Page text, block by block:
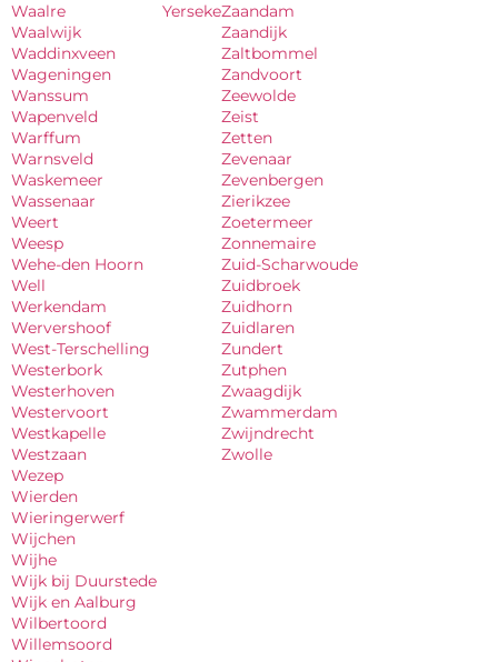
Waalre
Waalwijk
Waddinxveen
Wageningen
Wanssum
Wapenveld
Warffum
Warnsveld
Waskemeer
Wassenaar
Weert
Weesp
Wehe-den Hoorn
Well
Werkendam
Wervershoof
West-Terschelling
Westerbork
Westerhoven
Westervoort
Westkapelle
Westzaan
Wezep
Wierden
Wieringerwerf
Wijchen
Wijhe
Wijk bij Duurstede
Wijk en Aalburg
Wilbertoord
Willemsoord
YersekeZaandam
Zaandijk
Zaltbommel
Zandvoort
Zeewolde
Zeist
Zetten
Zevenaar
Zevenbergen
Zierikzee
Zoetermeer
Zonnemaire
Zuid-Scharwoude
Zuidbroek
Zuidhorn
Zuidlaren
Zundert
Zutphen
Zwaagdijk
Zwammerdam
Zwijndrecht
Zwolle